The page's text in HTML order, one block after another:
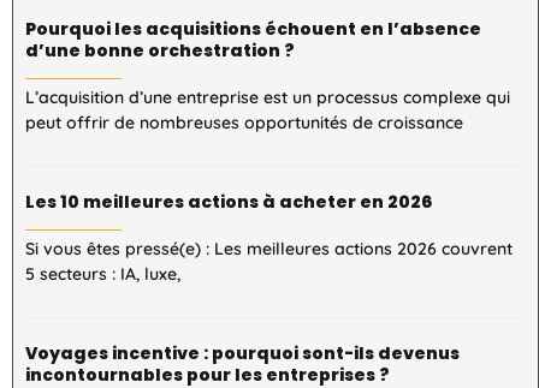
Pourquoi les acquisitions échouent en l’absence
d’une bonne orchestration ?
L’acquisition d’une entreprise est un processus complexe qui
peut offrir de nombreuses opportunités de croissance
Les 10 meilleures actions à acheter en 2026
Si vous êtes pressé(e) : Les meilleures actions 2026 couvrent
5 secteurs : IA, luxe,
Voyages incentive : pourquoi sont-ils devenus
incontournables pour les entreprises ?